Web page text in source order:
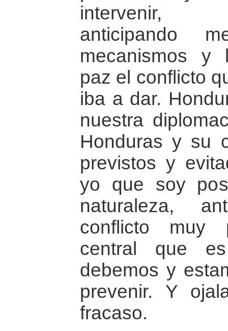
intervenir,
anticipando
mecanismos y
paz el conflicto
iba a dar.
nuestra
Honduras y su
previstos y
yo que soy
naturaleza,
conflicto muy
central que
debemos y
prevenir. Y
fracaso.